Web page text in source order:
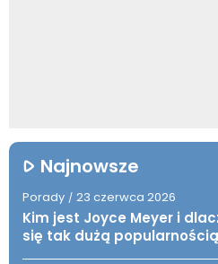
Najnowsze
Porady / 23 czerwca 2026
Kim jest Joyce Meyer i
się tak dużą